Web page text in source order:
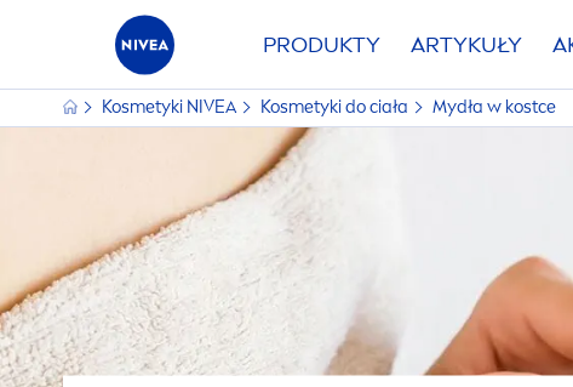
PRODUKTY ARTYKUŁY
Kosmetyki NIVEA Kosmetyki do ciała Mydła w kostce